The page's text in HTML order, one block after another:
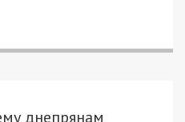
днепрянам